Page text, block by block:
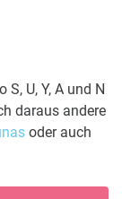
S, U, Y, A und N
daraus andere
oder auch